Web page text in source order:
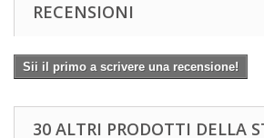
RECENSIONI
Sii il primo a scrivere una recensione!
30 ALTRI PRODOTTI DELLA